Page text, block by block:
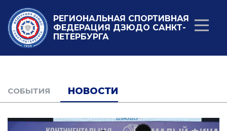
РЕГИОНАЛЬНАЯ СПОРТИВНАЯ
ФЕДЕРАЦИЯ ДЗЮДО САНКТ-
ПЕТЕРБУРГА
CОБЫТИЯ НОВОСТИ